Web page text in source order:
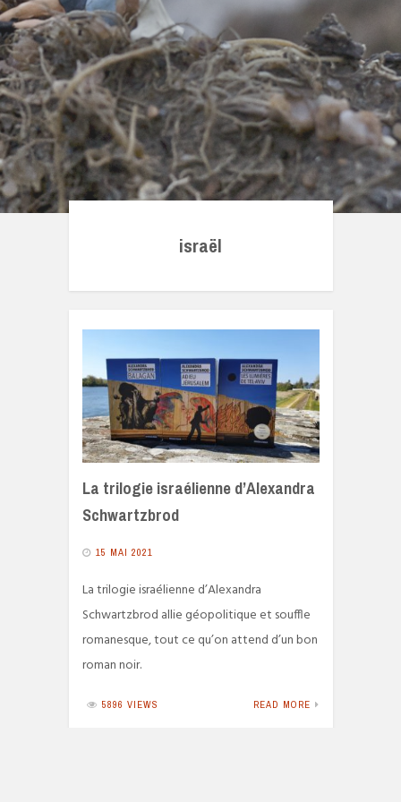
israël
La trilogie israélienne d’Alexandra
Schwartzbrod
15 MAI 2021
La trilogie israélienne d’Alexandra
Schwartzbrod allie géopolitique et souffle
romanesque, tout ce qu’on attend d’un bon
roman noir.
5896 VIEWS READ MORE